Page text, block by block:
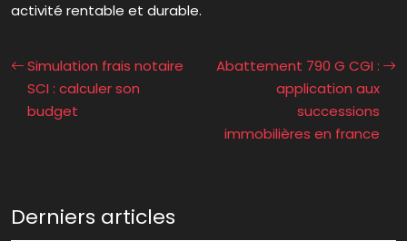
activité rentable et durable.
Simulation frais notaire
SCI : calculer son
budget
Abattement 790 G CGI :
application aux
successions
immobilières en france
Derniers articles